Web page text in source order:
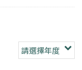
請選擇年度